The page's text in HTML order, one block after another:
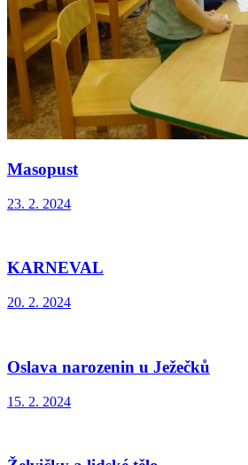
Masopust
23. 2. 2024
KARNEVAL
20. 2. 2024
Oslava narozenin u Ježečků
15. 2. 2024